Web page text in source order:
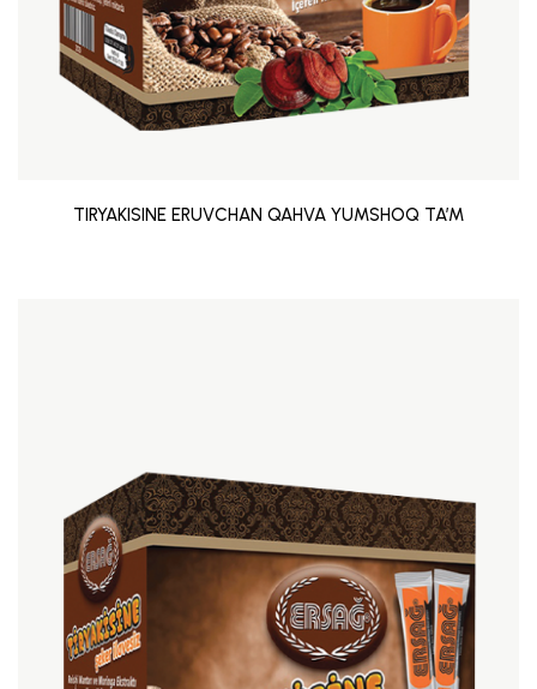
TIRYAKISINE ERUVCHAN QAHVA YUMSHOQ TA’M